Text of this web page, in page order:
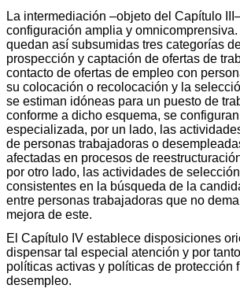
La intermediación –objeto del Capítulo
configuración amplia y
quedan así subsumidas tres categorías
prospección y captación de ofertas de
contacto de ofertas de empleo con
su colocación o recolocación y la
se estiman idóneas para un puesto de
conforme a dicho esquema, se
especializada, por un lado, las
de personas trabajadoras o
afectadas en procesos de
por otro lado, las actividades de
consistentes en la búsqueda de la
entre personas trabajadoras que no
mejora de este.
El Capítulo IV establece disposiciones
dispensar tal especial atención y por
políticas activas y políticas de protección
desempleo.